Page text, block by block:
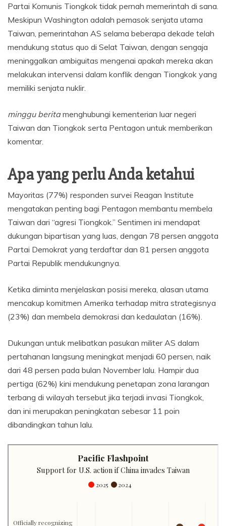
Partai Komunis Tiongkok tidak pernah memerintah di sana.
Meskipun Washington adalah pemasok senjata utama
Taiwan, pemerintahan AS selama beberapa dekade telah
mendukung status quo di Selat Taiwan, dengan sengaja
meninggalkan ambiguitas mengenai apakah mereka akan
melakukan intervensi dalam konflik dengan Tiongkok yang
memiliki senjata nuklir.
minggu beritamenghubungi kementerian luar negeri
Taiwan dan Tiongkok serta Pentagon untuk memberikan
komentar.
Apa yang perlu Anda ketahui
Mayoritas (77%) responden survei Reagan Institute
mengatakan penting bagi Pentagon membantu membela
Taiwan dari “agresi Tiongkok.” Sentimen ini mendapat
dukungan bipartisan yang luas, dengan 78 persen anggota
Partai Demokrat yang terdaftar dan 81 persen anggota
Partai Republik mendukungnya.
Ketika diminta menjelaskan posisi mereka, alasan utama
mencakup komitmen Amerika terhadap mitra strategisnya
(23%) dan membela demokrasi dan kedaulatan (16%).
Dukungan untuk melibatkan pasukan militer AS dalam
pertahanan langsung meningkat menjadi 60 persen, naik
dari 48 persen pada bulan November lalu. Hampir dua
pertiga (62%) kini mendukung penetapan zona larangan
terbang di wilayah tersebut jika terjadi invasi Tiongkok,
dan ini merupakan peningkatan sebesar 11 poin
dibandingkan tahun lalu.